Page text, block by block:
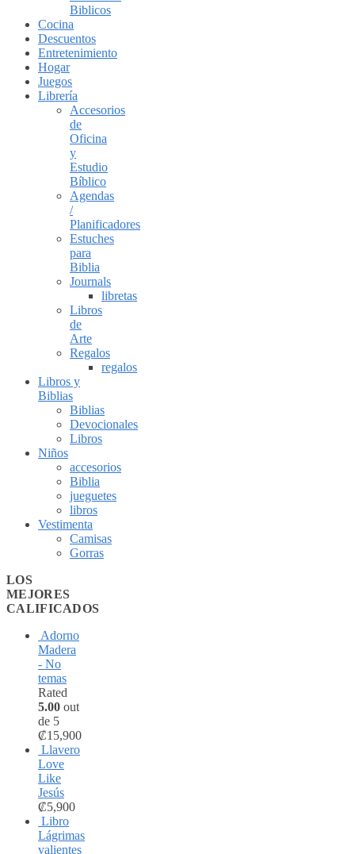
Biblicos
Cocina
Descuentos
Entretenimiento
Hogar
Juegos
Librería
Accesorios
de
Oficina
y
Estudio
Bíblico
Agendas
/
Planificadores
Estuches
para
Biblia
Journals
libretas
Libros
de
Arte
Regalos
regalos
Libros y
Biblias
Biblias
Devocionales
Libros
Niños
accesorios
Biblia
jueguetes
libros
Vestimenta
Camisas
Gorras
LOS
MEJORES
CALIFICADOS
Adorno
Madera
- No
temas
Rated
5.00 out
de 5
₡15,900
Llavero
Love
Like
Jesús
₡5,900
Libro
Lágrimas
valientes